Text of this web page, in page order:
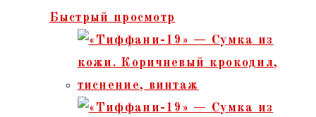
Быстрый просмотр